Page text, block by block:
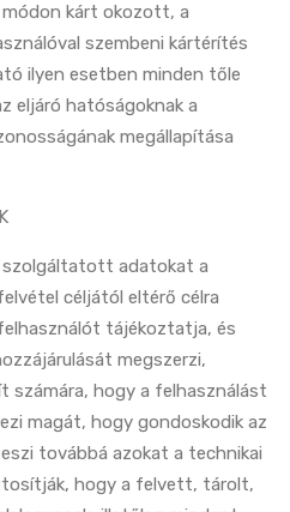
kárt okozott, a
szembeni kártérítés
ilyen esetben minden tőle
eljáró hatóságoknak a
megállapítása
szolgáltatott adatokat a
céljától eltérő célra
tájékoztatja, és
megszerzi,
hogy a felhasználást
magát, hogy gondoskodik az
továbbá azokat a technikai
hogy a felvett, tárolt,